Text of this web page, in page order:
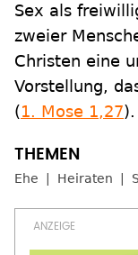
Sex als
zweier
Christen eine
Vorstellung,
(1. Mose 1,27).
Ehe Heiraten